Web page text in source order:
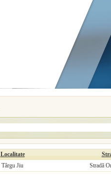
Localitate
Târgu Jiu Stradă